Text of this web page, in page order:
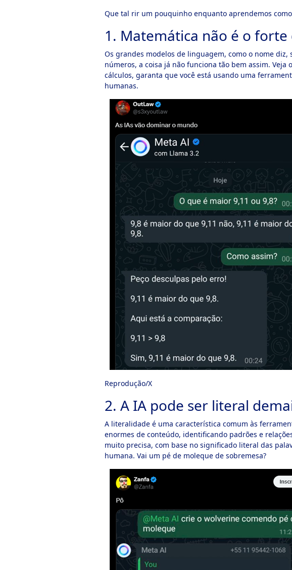
Que tal rir um pouquinho enquanto aprendemos
1. Matemática não é o
Os grandes modelos de linguagem, como o nome
números, a coisa já não funciona tão bem assim.
cálculos, garanta que você está usando uma
humanas.
Reprodução/X
2. A IA pode ser literal
A literalidade é uma característica comum às
enormes de conteúdo, identificando padrões e
muito precisa, com base no significado literal das
humana. Vai um pé de moleque de sobremesa?